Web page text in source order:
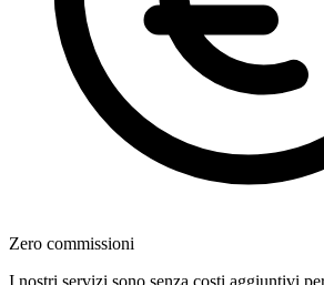
Zero commissioni